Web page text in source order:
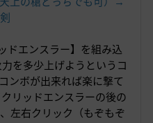
ドエンスラー】を組み込
を多少上げようというコ
ンボが出来れば楽に撃て
リッドエンスラーの後の
左右クリック（もぞもぞ